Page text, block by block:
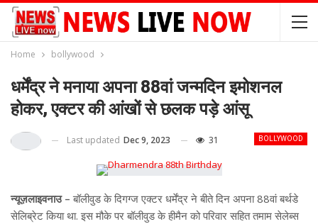
Home bollywood
धर्मेंद्र ने मनाया अपना 88वां जन्मदिन इमोशनल
होकर, एक्टर की आंखों से छलक पड़े आंसू
BOLLYWOOD
Last updated Dec 9, 2023 31
न्यूज़लाइवनाउ – बॉलीवुड के दिगग्ज एक्टर धर्मेंद्र ने बीते दिन अपना 88वां बर्थडे
सेलिब्रेट किया था. इस मौके पर बॉलीवुड के हीमैन को परिवार सहित तमाम सेलेब्स